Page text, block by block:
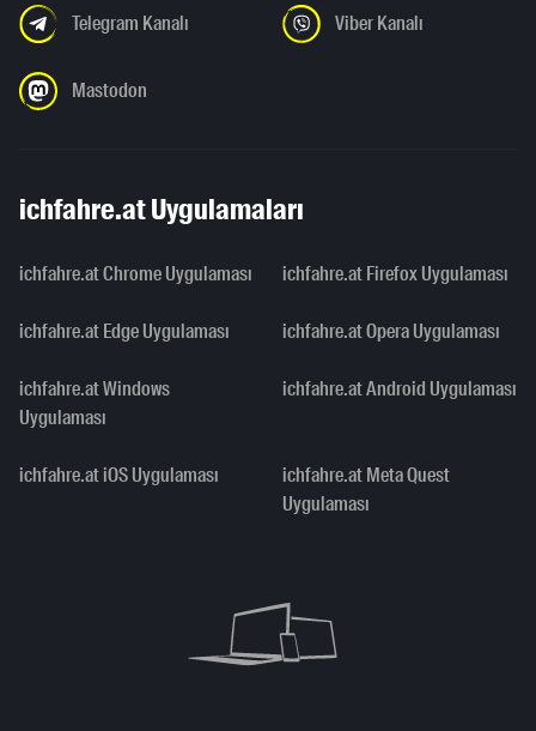
Telegram Kanalı Viber Kanalı
Mastodon
ichfahre.at Uygulamaları
ichfahre.at Chrome Uygulaması ichfahre.at Firefox Uygulaması
ichfahre.at Edge Uygulaması ichfahre.at Opera Uygulaması
ichfahre.at Windows
Uygulaması
ichfahre.at Android Uygulaması
ichfahre.at iOS Uygulaması
ichfahre.at Meta Quest
Uygulaması